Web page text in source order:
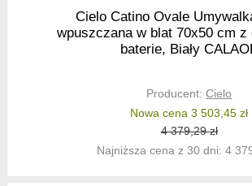
Cielo Catino Ovale
wpuszczana w blat 70x50 cm z
baterie, Biały
Producent:Cielo
Nowa cena 3 503,45 zł
4 379,29 zł
Najniższa cena z 30 dni: 4